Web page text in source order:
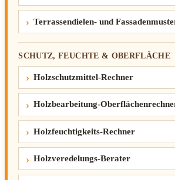
Terrassendielen- und
SCHUTZ, FEUCHTE & OBERFLÄCHE
Holzschutzmittel-Rechner
Holzbearbeitung-
Holzfeuchtigkeits-Rechner
Holzveredelungs-Berater